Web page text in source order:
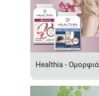
Healthia - Ομορφιά